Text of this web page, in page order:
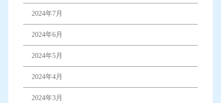
2024年7月
2024年6月
2024年5月
2024年4月
2024年3月